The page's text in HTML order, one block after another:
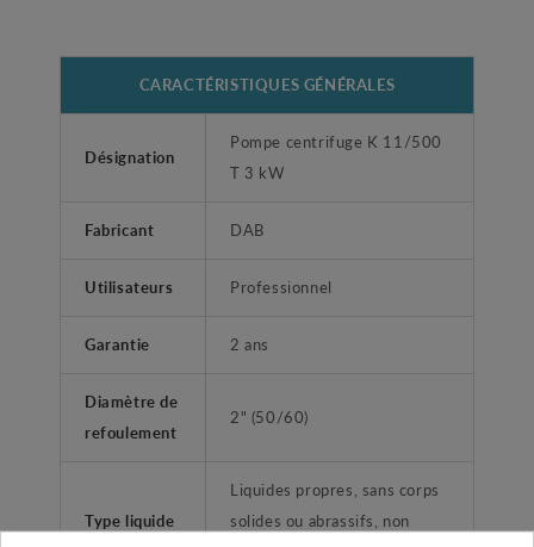
CARACTÉRISTIQUES GÉNÉRALES
Désignation
Pompe centrifuge K 11/500
T 3 kW
Fabricant DAB
Utilisateurs Professionnel
Garantie 2 ans
Diamètre de
refoulement
2" (50/60)
Type liquide
Liquides propres, sans corps
solides ou abrassifs, non